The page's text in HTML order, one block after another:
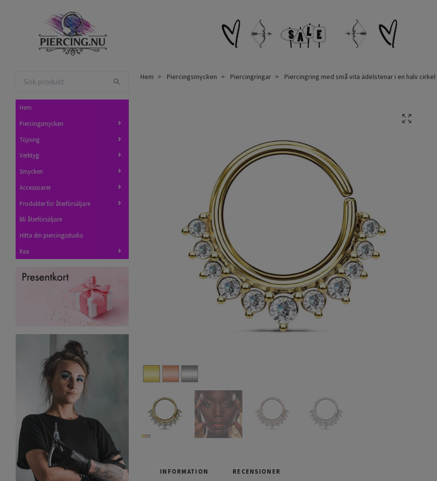
Hem
Piercingsmycken
Töjning
Verktyg
Smycken
Accessoarer
Produkter för återförsäljare
Bli återförsäljare
Hitta din piercingsstudio
Rea
Hem Piercingsmycken Piercingringar Piercingring med små vita ädelstenar i en halv cirkel
INFORMATION RECENSIONER